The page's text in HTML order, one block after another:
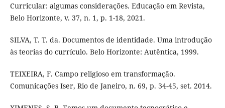
Curricular: algumas considerações. Educação em Revista,
Belo Horizonte, v. 37, n. 1, p. 1-18, 2021.
SILVA, T. T. da. Documentos de identidade. Uma introdução
às teorias do currículo. Belo Horizonte: Autêntica, 1999.
TEIXEIRA, F. Campo religioso em transformação.
Comunicações Iser, Rio de Janeiro, n. 69, p. 34-45, set. 2014.